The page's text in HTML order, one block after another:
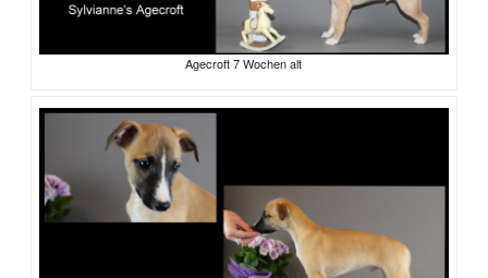
Agecroft 7 Wochen alt